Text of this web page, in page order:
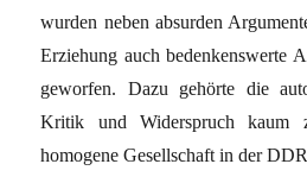
wurden neben absurden
Erziehung auch bedenkenswerte
geworfen. Dazu gehörte die
Kritik und Widerspruch kaum
homogene Gesellschaft in der